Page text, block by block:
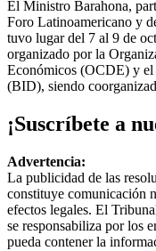
El Ministro Barahona,
Foro Latinoamericano y
tuvo lugar del 7 al 9 de
organizado por la
Económicos (OCDE) y
(BID), siendo
¡Suscríbete a
Advertencia:
La publicidad de las
constituye comunicación
efectos legales. El
se responsabiliza por los
pueda contener la